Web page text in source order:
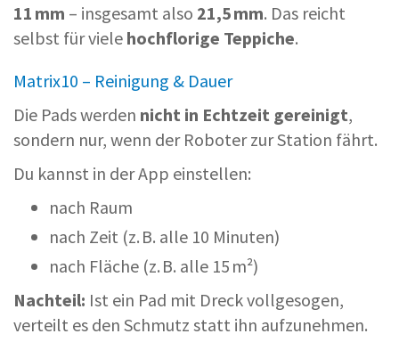
11 mm – insgesamt also 21,5 mm. Das reicht
selbst für viele hochflorige Teppiche.
Matrix10 – Reinigung & Dauer
Die Pads werden nicht in Echtzeit gereinigt,
sondern nur, wenn der Roboter zur Station fährt.
Du kannst in der App einstellen:
nach Raum
nach Zeit (z. B. alle 10 Minuten)
nach Fläche (z. B. alle 15 m²)
Nachteil: Ist ein Pad mit Dreck vollgesogen,
verteilt es den Schmutz statt ihn aufzunehmen.